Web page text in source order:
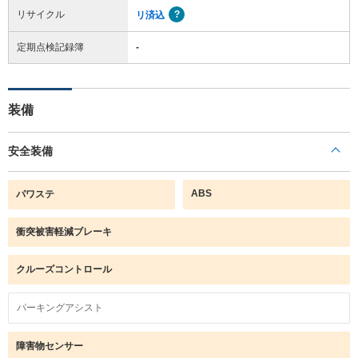
リサイクル リ済込
定期点検記録簿 -
装備
安全装備
パワステ ABS
衝突被害軽減ブレーキ
クルーズコントロール
パーキングアシスト
障害物センサー